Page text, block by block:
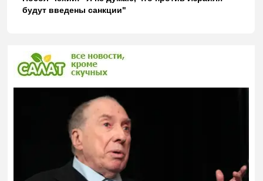
будут введены санкции"